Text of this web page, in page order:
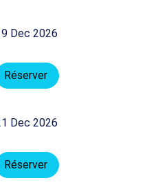
Dec 2026
Réserver
Dec 2026
Réserver